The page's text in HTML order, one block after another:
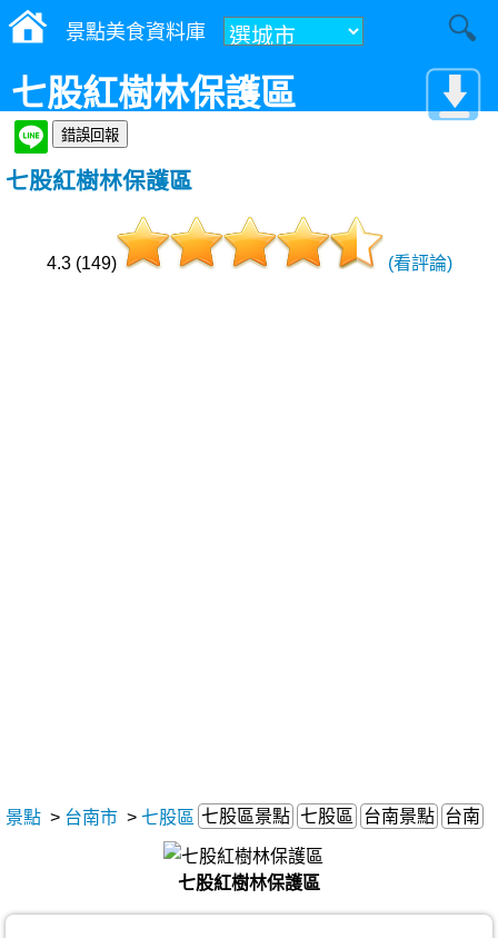
景點美食資料庫
七股紅樹林保護區
七股紅樹林保護區
4.3 (149) (看評論)
景點 > 台南市 > 七股區 七股區景點 七股區 台南景點 台南
七股紅樹林保護區